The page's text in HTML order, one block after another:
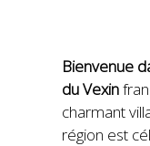
Bienvenue
du Vexin
charmant
région est